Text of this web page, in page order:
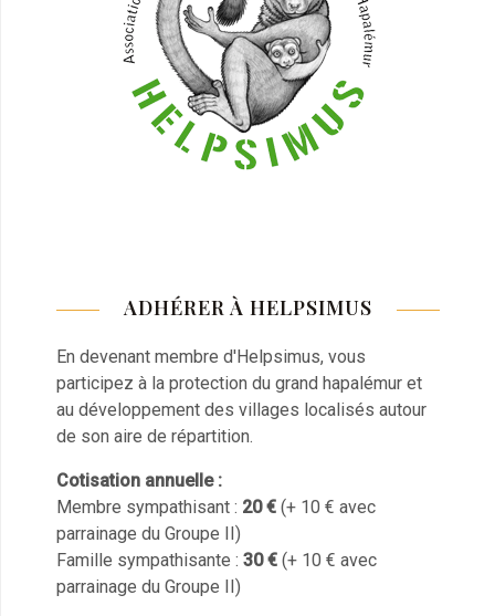
ADHÉRER À HELPSIMUS
En devenant membre d'Helpsimus, vous
participez à la protection du grand hapalémur et
au développement des villages localisés autour
de son aire de répartition.
Cotisation annuelle :
Membre sympathisant : 20 € (+ 10 € avec
parrainage du Groupe II)
Famille sympathisante : 30 € (+ 10 € avec
parrainage du Groupe II)